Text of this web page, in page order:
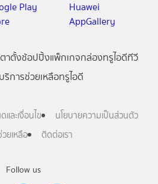
Follow us
ตาตั้งช้อปปิ้งแพ็กเกจกล่องทรูไอดีทีวี
บริการช่วยเหลือทรูไอดี
ละเงื่อนไข
นโยบายความเป็นส่วนตัว
ยเหลือ
ติดต่อเรา